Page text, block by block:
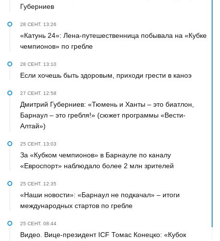
Губерниев
28 СЕНТ. 13:26
«Катунь 24»: Лена-путешественница побывала на «Кубке
чемпионов» по гребле
28 СЕНТ. 13:10
Если хочешь быть здоровым, приходи грести в каноэ
27 СЕНТ. 12:58
Дмитрий Губерниев: «Тюмень и Ханты – это биатлон,
Барнаул – это гребля!» (сюжет программы «Вести-
Алтай»)
25 СЕНТ. 13:03
За «Кубком чемпионов» в Барнауле по каналу
«Евроспорт» наблюдало более 2 млн зрителей
25 СЕНТ. 12:35
«Наши новости»: «Барнаул не подкачал» – итоги
международных стартов по гребле
25 СЕНТ. 08:44
Видео. Вице-президент ICF Томас Конецко: «Кубок